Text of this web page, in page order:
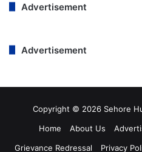
Advertisement
Advertisement
Copyright © 2026 Sehore
Home
About Us
Grievance Redressal
Privacy